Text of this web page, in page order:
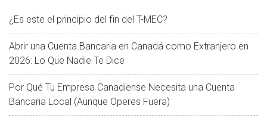
¿Es este el principio del fin del T-MEC?
Abrir una Cuenta Bancaria en Canadá como Extranjero en
2026: Lo Que Nadie Te Dice
Por Qué Tu Empresa Canadiense Necesita una Cuenta
Bancaria Local (Aunque Operes Fuera)